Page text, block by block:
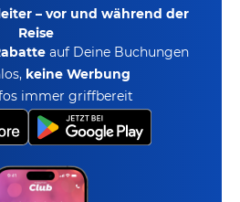
– vor und während der
Reise
auf Deine Buchungen
keine Werbung
immer griffbereit